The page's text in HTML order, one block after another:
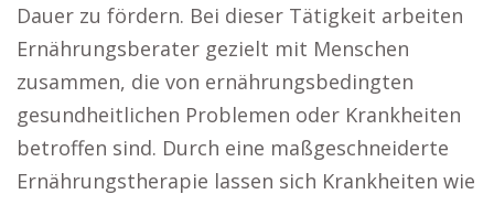
Dauer zu fördern. Bei dieser Tätigkeit arbeiten
Ernährungsberater gezielt mit Menschen
zusammen, die von ernährungsbedingten
gesundheitlichen Problemen oder Krankheiten
betroffen sind. Durch eine maßgeschneiderte
Ernährungstherapie lassen sich Krankheiten wie